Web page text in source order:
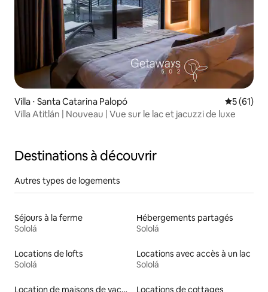
Villa ⋅ Santa Catarina Palopó
5 (61)
Villa Atitlán | Nouveau | Vue sur le lac et jacuzzi de luxe
Destinations à découvrir
Autres types de logements
Séjours à la ferme
Sololá
Hébergements partagés
Sololá
Locations de lofts
Sololá
Locations avec accès à un lac
Sololá
Location de maisons de vacances
Locations de cottages